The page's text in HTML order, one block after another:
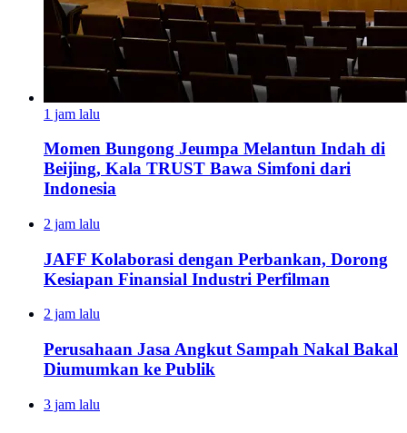
1 jam lalu
Momen Bungong Jeumpa Melantun Indah di
Beijing, Kala TRUST Bawa Simfoni dari
Indonesia
2 jam lalu
JAFF Kolaborasi dengan Perbankan, Dorong
Kesiapan Finansial Industri Perfilman
2 jam lalu
Perusahaan Jasa Angkut Sampah Nakal Bakal
Diumumkan ke Publik
3 jam lalu